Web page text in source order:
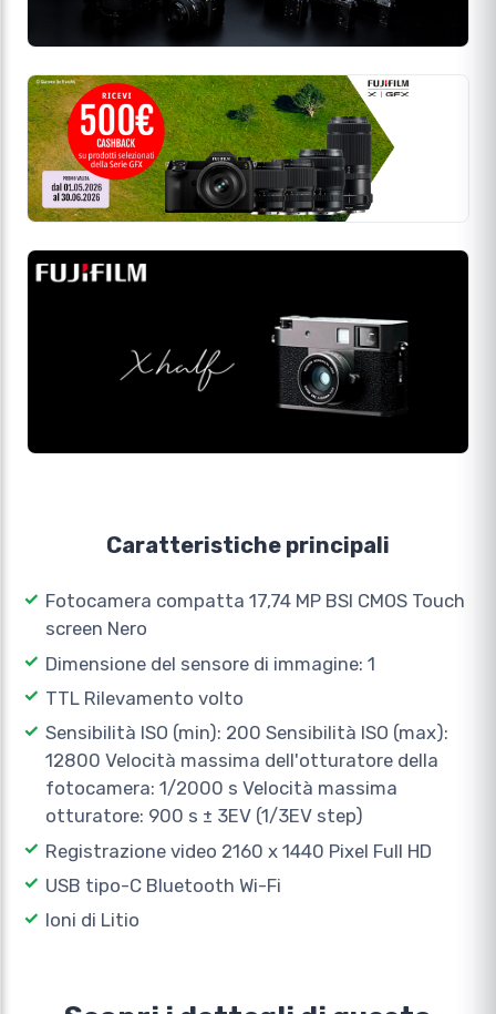
Caratteristiche principali
Fotocamera compatta 17,74 MP BSI CMOS Touch
screen Nero
Dimensione del sensore di immagine: 1
TTL Rilevamento volto
Sensibilità ISO (min): 200 Sensibilità ISO (max):
12800 Velocità massima dell'otturatore della
fotocamera: 1/2000 s Velocità massima
otturatore: 900 s ± 3EV (1/3EV step)
Registrazione video 2160 x 1440 Pixel Full HD
USB tipo-C Bluetooth Wi-Fi
Ioni di Litio